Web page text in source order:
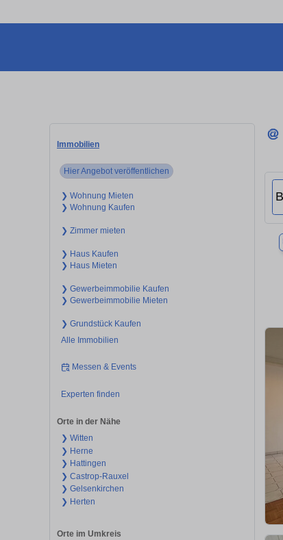
Immobilien
Hier Angebot veröffentlichen
❯ Wohnung Mieten
❯ Wohnung Kaufen
❯ Zimmer mieten
❯ Haus Kaufen
❯ Haus Mieten
❯ Gewerbeimmobilie Kaufen
❯ Gewerbeimmobilie Mieten
❯ Grundstück Kaufen
Alle Immobilien
Messen & Events
Experten finden
Orte in der Nähe
❯ Witten
❯ Herne
❯ Hattingen
❯ Castrop-Rauxel
❯ Gelsenkirchen
❯ Herten
Orte im Umkreis